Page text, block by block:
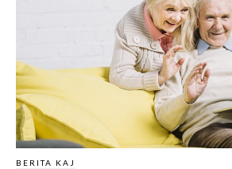
BERITA KAJ